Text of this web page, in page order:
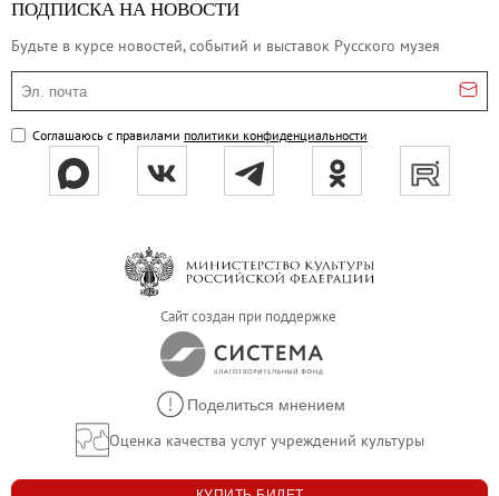
ПОДПИСКА НА НОВОСТИ
Будьте в курсе новостей, событий и выставок Русского музея
Эл. почта
Соглашаюсь с правилами политики конфиденциальности
Сайт создан при поддержке
Поделиться мнением
Оценка качества услуг учреждений культуры